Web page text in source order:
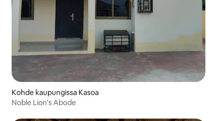
Kohde kaupungissa Kasoa
Noble Lion's Abode